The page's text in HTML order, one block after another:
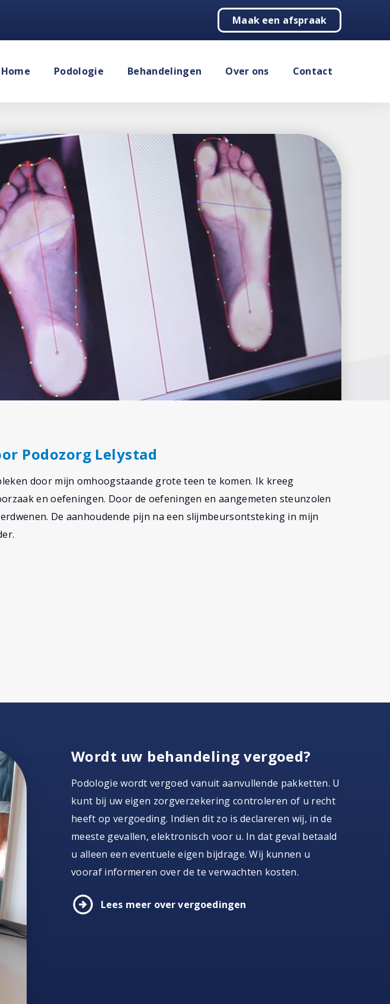
Maak een afspraak
Home Podologie Behandelingen Over ons Contact
Podozorg Lelystad
door mijn omhoogstaande grote teen te komen. Ik kreeg
en oefeningen. Door de oefeningen en aangemeten steunzolen
De aanhoudende pijn na een slijmbeursontsteking in mijn
Wordt uw behandeling vergoed?
Podologie wordt vergoed vanuit aanvullende pakketten. U
kunt bij uw eigen zorgverzekering controleren of u recht
heeft op vergoeding. Indien dit zo is declareren wij, in de
meeste gevallen, elektronisch voor u. In dat geval betaald
u alleen een eventuele eigen bijdrage. Wij kunnen u
vooraf informeren over de te verwachten kosten.
arrow_circle_right Lees meer over vergoedingen